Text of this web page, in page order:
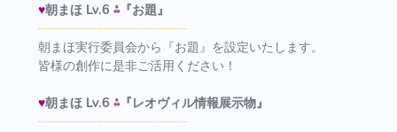
♥朝まほ Lv.6 ⁂『お題』
┈┈┈┈┈┈┈┈┈┈┈┈
朝まほ実行委員会から『お題』を設定いたします。
皆様の創作に是非ご活用ください！
♥朝まほ Lv.6 ⁂『レオヴィル情報展示物』
┈┈┈┈┈┈┈┈┈┈┈┈